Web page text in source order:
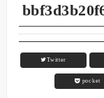
Twitter
pocket